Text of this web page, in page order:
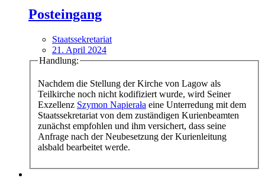
Posteingang
Staatssekretariat
21. April 2024
Handlung:
Nachdem die Stellung der Kirche von Lagow als
Teilkirche noch nicht kodifiziert wurde, wird Seiner
Exzellenz Szymon Napierała eine Unterredung mit dem
Staatssekretariat von dem zuständigen Kurienbeamten
zunächst empfohlen und ihm versichert, dass seine
Anfrage nach der Neubesetzung der Kurienleitung
alsbald bearbeitet werde.